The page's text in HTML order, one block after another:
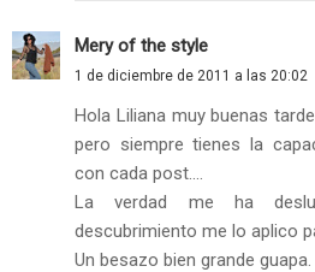
Mery of the style
1 de diciembre de 2011 a las 20:02
Hola Liliana muy buenas
pero siempre tienes la
con cada post....
La verdad me ha
descubrimiento me lo aplico
Un besazo bien grande guapa.